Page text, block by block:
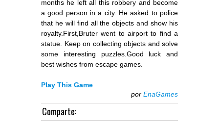
months he left all this robbery and become
a good person in a city. He asked to police
that he will find all the objects and show his
royalty.First,Bruter went to airport to find a
statue. Keep on collecting objects and solve
some interesting puzzles.Good luck and
best wishes from escape games.
Play This Game
por EnaGames
Comparte: